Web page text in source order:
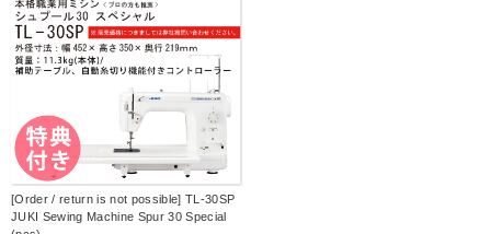
[Order / return is not possible] TL-30SP
JUKI Sewing Machine Spur 30 Special